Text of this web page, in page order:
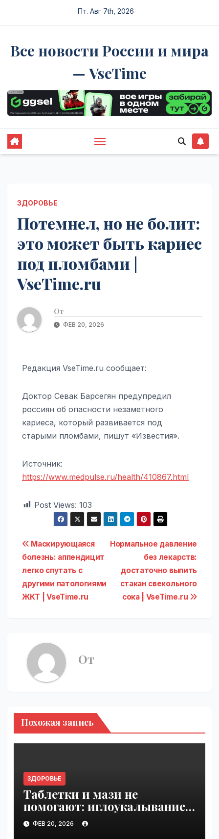
Пт. Авг 7th, 2026
Все новости России и мира
— VseTime
ЗДОРОВЬЕ
Потемнел, но не болит:
это может быть кариес
под пломбами |
VseTime.ru
От
ФЕВ 20, 2026
Редакция VseTime.ru сообщает:
Доктор Севак Барсегян предупредил
россиян об опасности незаметного
кариеса, который развивается под
старыми пломбами, пишут «Известия».
Источник:
https://www.medpulse.ru/health/410867.html
Post Views: 103
Навигация
по
записям
Нормальное давление
без лекарств:
достаточно выпить
стакан свекольного
сока | VseTime.ru
Маскирующаяся
болезнь: аппендицит
легко спутать с
другими патологиями
ЖКТ | VseTime.ru
От
Похожая запись
ЗДОРОВЬЕ
Таблетки и мази не
помогают: иглоукалывание
снимает боль в шее и
пояснице | VseTime.ru
ФЕВ 20, 2026